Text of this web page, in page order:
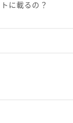
に載るの？